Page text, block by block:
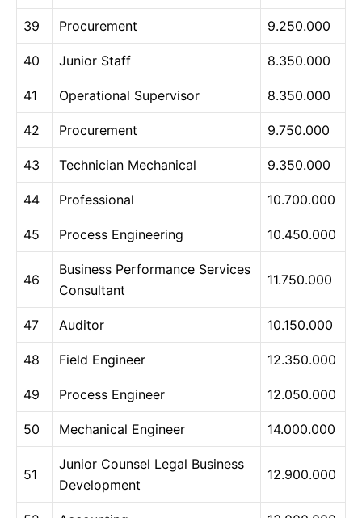
39 Procurement 9.250.000
40 Junior Staff 8.350.000
41 Operational Supervisor 8.350.000
42 Procurement 9.750.000
43 Technician Mechanical 9.350.000
44 Professional 10.700.000
45 Process Engineering 10.450.000
46
Business Performance Services
Consultant
11.750.000
47 Auditor 10.150.000
48 Field Engineer 12.350.000
49 Process Engineer 12.050.000
50 Mechanical Engineer 14.000.000
51
Junior Counsel Legal Business
Development
12.900.000